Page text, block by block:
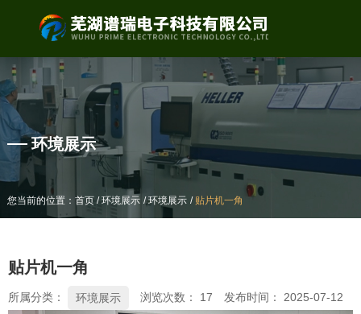
产品中心
您当前的位置：首页 /环境展示 /环境展示 / 贴片机一角
环境展示
您当前的位置：首页 /环境展示 /环境展示 / 贴片机一角
贴片机一角
所属分类： 环境展示 浏览次数： 17 发布时间： 2025-07-12